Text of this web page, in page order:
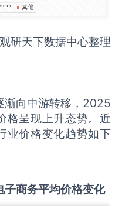
研天下数据中心整理
渐向中游转移，2025
格呈现上升态势。近
业价格变化趋势如下
子商务平均价格变化